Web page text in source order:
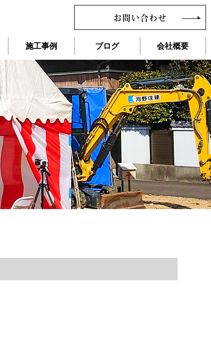
お問い合わせ
施工事例 ブログ 会社概要